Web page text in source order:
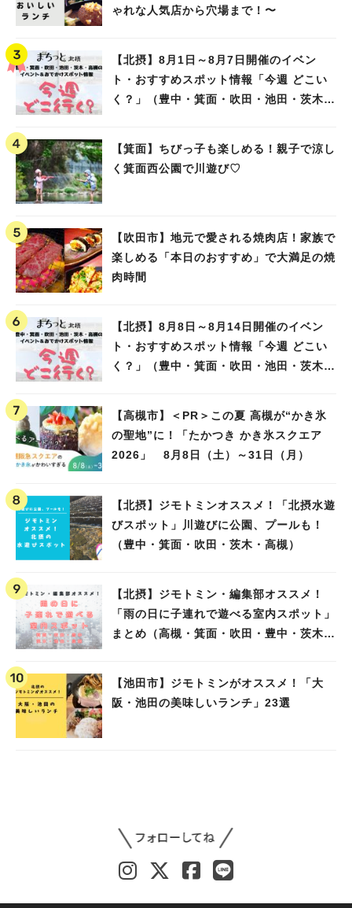
ゃれな人気店から穴場まで！〜
【北摂】8月1日～8月7日開催のイベン
ト・おすすめスポット情報「今週 どこい
く？」（豊中・箕面・吹田・池田・茨木・
【箕面】ちびっ子も楽しめる！親子で涼し
く箕面西公園で川遊び♡
【吹田市】地元で愛される焼肉店！家族で
楽しめる「本日のおすすめ」で大満足の焼
肉時間
【北摂】8月8日～8月14日開催のイベン
ト・おすすめスポット情報「今週 どこい
く？」（豊中・箕面・吹田・池田・茨木・
【高槻市】＜PR＞この夏 高槻が“かき氷
の聖地”に！「たかつき かき氷スクエア
2026」 8月8日（土）～31日（月）
【北摂】ジモトミンオススメ！「北摂水遊
びスポット」川遊びに公園、プールも！
（豊中・箕面・吹田・茨木・高槻）
【北摂】ジモトミン・編集部オススメ！
「雨の日に子連れで遊べる室内スポット」
まとめ（高槻・箕面・吹田・豊中・茨木・
【池田市】ジモトミンがオススメ！「大
阪・池田の美味しいランチ」23選